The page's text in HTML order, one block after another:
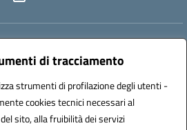
di tracciamento
strumenti di profilazione degli utenti -
cookies tecnici necessari al
sito, alla fruibilità dei servizi
fgps210002@istruzione.it